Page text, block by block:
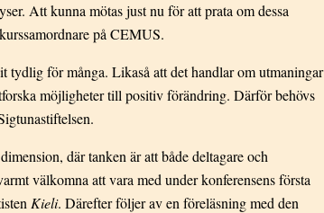
Att kunna mötas just nu för att prata om dessa
på CEMUS.
tydlig för många. Likaså att det handlar om utmaningar
möjligheter till positiv förändring. Därför behövs
där tanken är att både deltagare och
välkomna att vara med under konferensens första
Kieli. Därefter följer av en föreläsning med den